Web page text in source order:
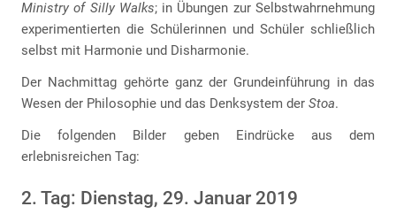
Ministry of Silly Walks; in Übungen zur Selbstwahrnehmung
experimentierten die Schülerinnen und Schüler schließlich
selbst mit Harmonie und Disharmonie.
Der Nachmittag gehörte ganz der Grundeinführung in das
Wesen der Philosophie und das Denksystem der Stoa.
Die folgenden Bilder geben Eindrücke aus dem
erlebnisreichen Tag:
2. Tag: Dienstag, 29. Januar 2019